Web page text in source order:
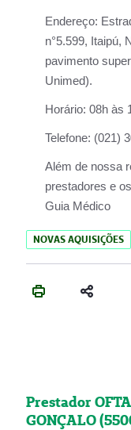
Endereço:
n°5.599, Itaipú,
pavimento
Unimed).
Horário: 08h às
Telefone: (021)
Além de nossa
prestadores e
Guia Médico
NOVAS AQUISIÇÕES
Prestador
GONÇALO